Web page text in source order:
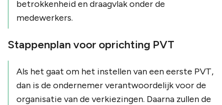
betrokkenheid en draagvlak onder de
medewerkers.
Stappenplan voor oprichting PVT
Als het gaat om het instellen van een eerste PVT,
dan is de ondernemer verantwoordelijk voor de
organisatie van de verkiezingen. Daarna zullen de